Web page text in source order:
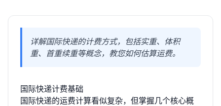
详解国际快递的计费方式，包括实重、体积
重、首重续重等概念，教您如何估算运费。
国际快递计费基础
国际快递的运费计算看似复杂，但掌握几个核心概